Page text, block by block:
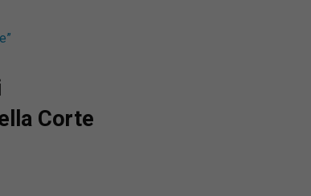
Corte